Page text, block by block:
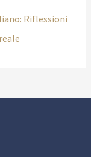
Riflessioni